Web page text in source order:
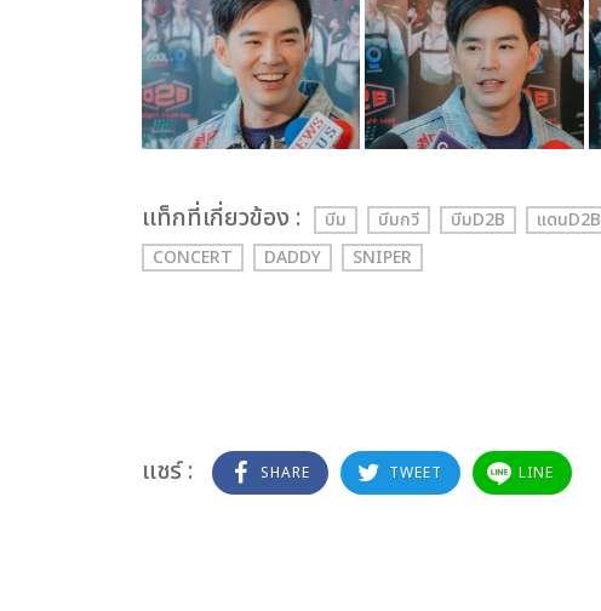
เเท็กที่เกี่ยวข้อง : บีม บีมกวี บีมD2B แดนD2B
CONCERT
DADDY SNIPER
แชร์ : SHARE TWEET LINE